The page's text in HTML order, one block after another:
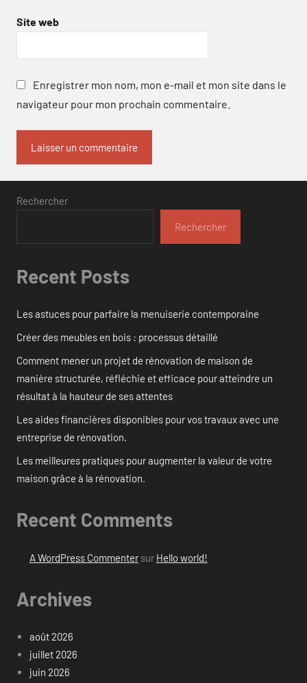
Site web
Enregistrer mon nom, mon e-mail et mon site dans le
navigateur pour mon prochain commentaire.
Rechercher
Rechercher
Recent Posts
Les astuces pour parfaire la menuiserie contemporaine
Créer des meubles en bois : processus détaillé
Comment mener un projet de rénovation de maison de
manière structurée, réfléchie et efficace pour atteindre un
résultat à la hauteur de ses attentes
Les aides financières disponibles pour vos travaux avec une
entreprise de rénovation.
Les meilleures pratiques pour augmenter la valeur de votre
maison grâce à la rénovation.
Recent Comments
A WordPress Commentersur Hello world!
Archives
août 2026
juillet 2026
juin 2026